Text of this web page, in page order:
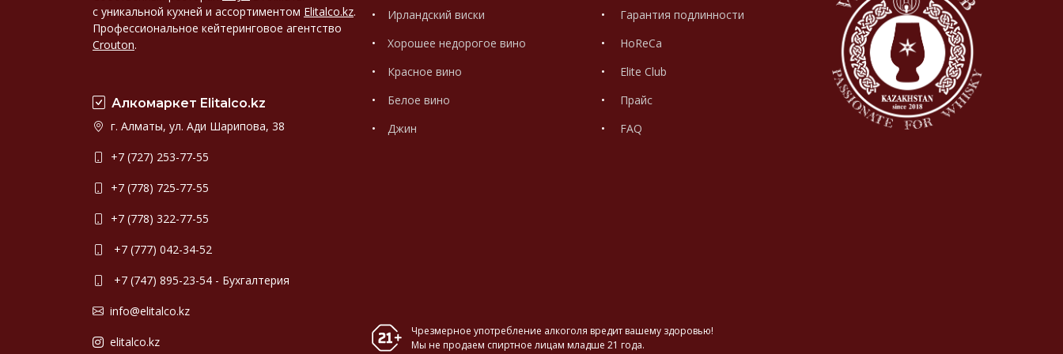
с уникальной кухней и ассортиментом Elitalco.kz.
Профессиональное кейтеринговое агентство
Crouton.
Алкомаркет Elitalco.kz
г. Алматы, ул. Ади Шарипова, 38
+7 (727) 253-77-55
+7 (778) 725-77-55
+7 (778) 322-77-55
+7 (777) 042-34-52
+7 (747) 895-23-54 - Бухгалтерия
info@elitalco.kz
elitalco.kz
Ирландский виски
Хорошее недорогое вино
Красное вино
Белое вино
Джин
Гарантия подлинности
HoReCa
Elite Club
Прайс
FAQ
Чрезмерное употребление алкоголя вредит вашему здоровью!
Мы не продаем спиртное лицам младше 21 года.